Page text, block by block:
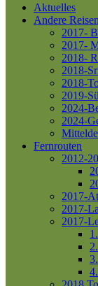
Aktuelles
Andere Reisen
2017-
2017-
2018-
2018-
2018-
2019-
2024-
2024-
Fernrouten
2012-
2017-
2017-
2017-